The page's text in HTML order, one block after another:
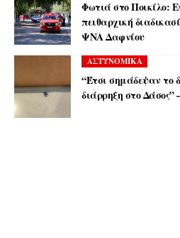
Φωτιά στο Ποικίλο:
πειθαρχική
ΨΝΑ Δαφνίου
ΑΣΤΥΝΟΜΙΚΑ
“Έτσι σημάδεψαν το
διάρρηξη στο